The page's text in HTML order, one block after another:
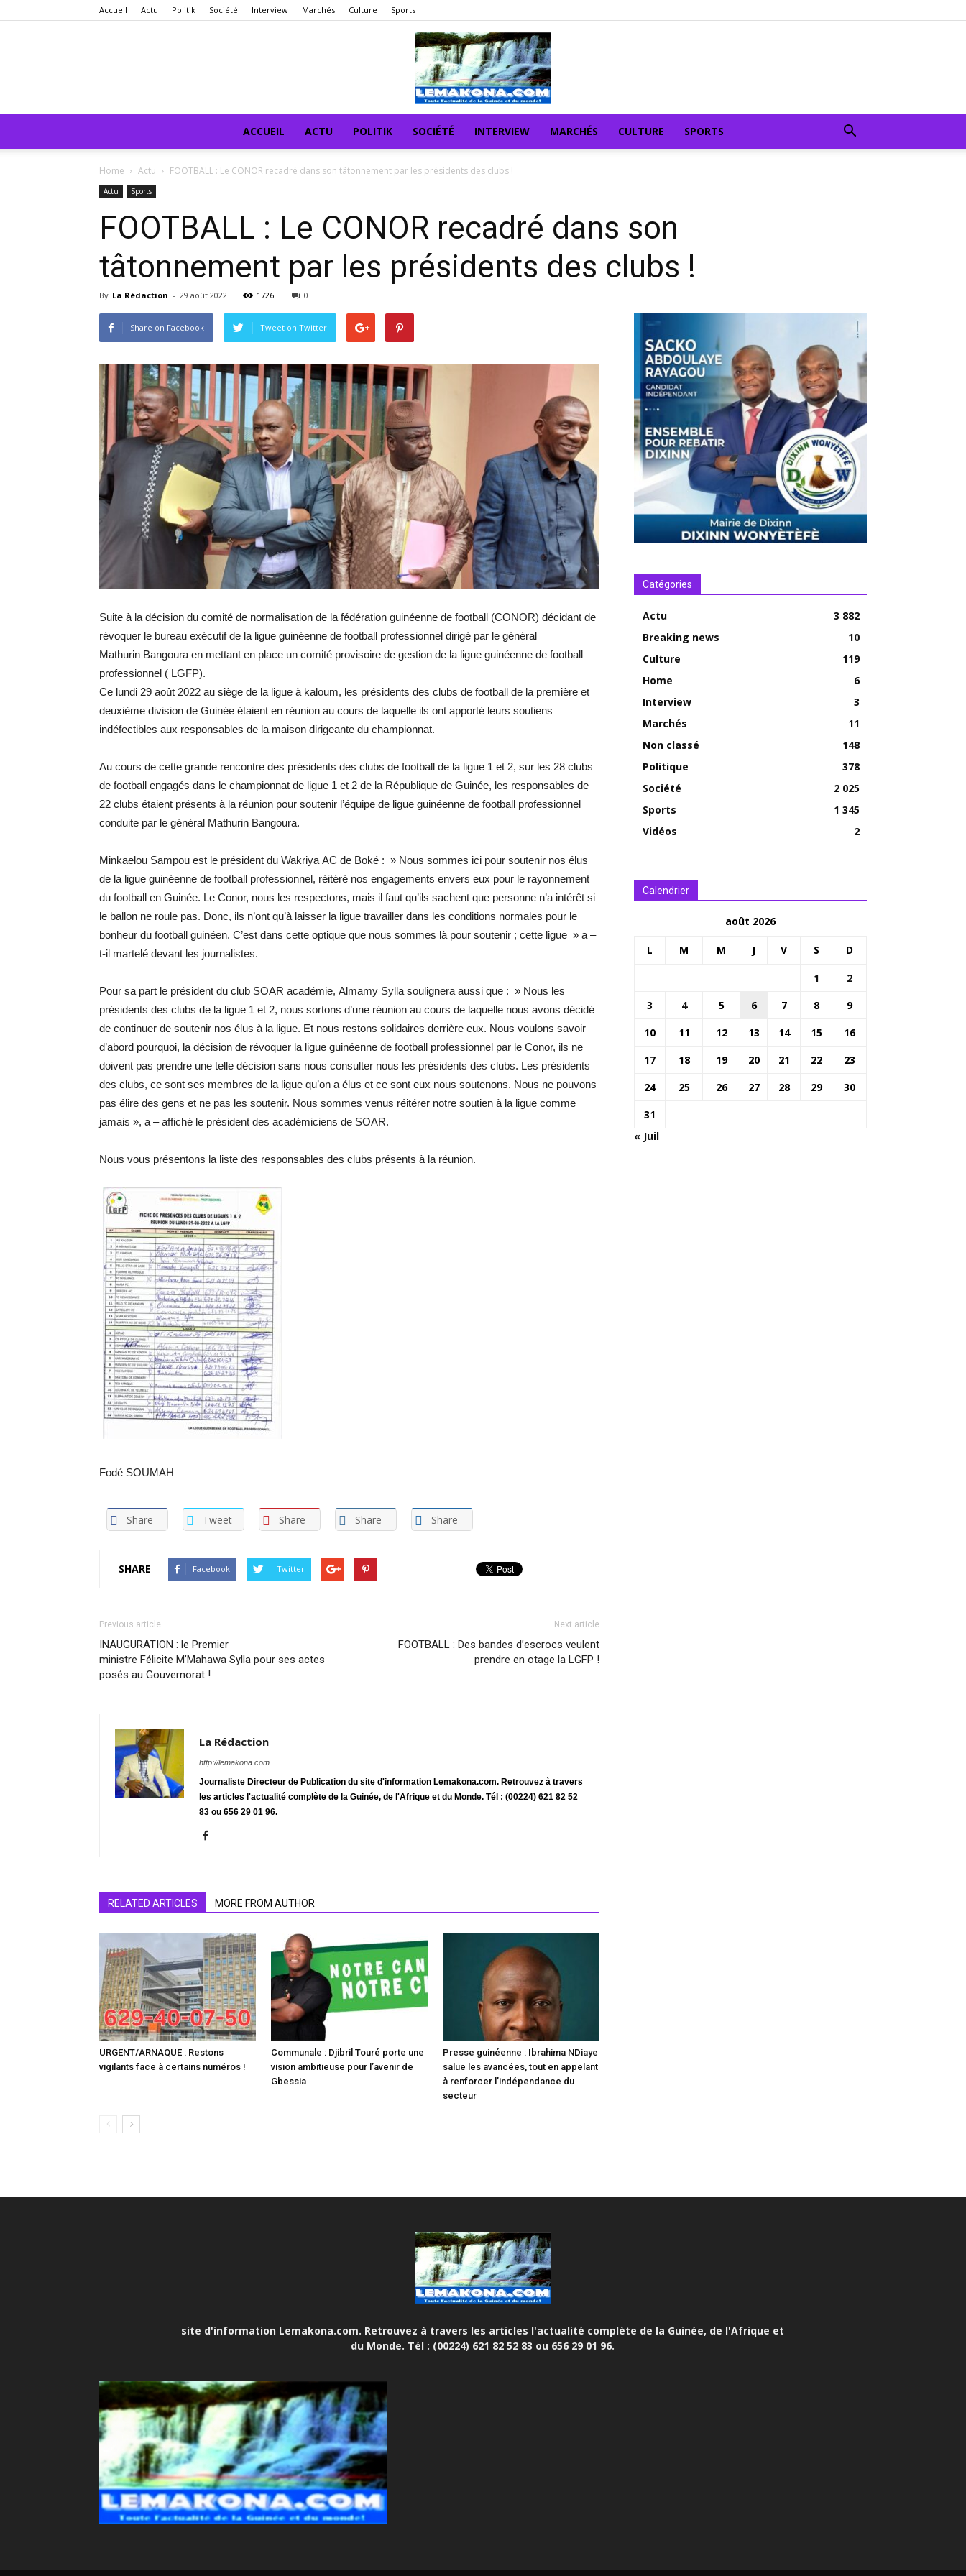
Accueil Actu Politik Société Interview Marchés Culture Sports
ACCUEIL ACTU POLITIK SOCIÉTÉ INTERVIEW MARCHÉS CULTURE SPORTS
Home Actu FOOTBALL : Le CONOR recadré dans son tâtonnement par les présidents des clubs !
Actu Sports
FOOTBALL : Le CONOR recadré dans son
tâtonnement par les présidents des clubs !
By La Rédaction - 29 août 2022 1726 0
Share on Facebook Tweet on Twitter
Suite à la décision du comité de normalisation de la fédération guinéenne de football (CONOR) décidant de
révoquer le bureau exécutif de la ligue guinéenne de football professionnel dirigé par le général
Mathurin Bangoura en mettant en place un comité provisoire de gestion de la ligue guinéenne de football
professionnel ( LGFP).
Ce lundi 29 août 2022 au siège de la ligue à kaloum, les présidents des clubs de football de la première et
deuxième division de Guinée étaient en réunion au cours de laquelle ils ont apporté leurs soutiens
indéfectibles aux responsables de la maison dirigeante du championnat.
Au cours de cette grande rencontre des présidents des clubs de football de la ligue 1 et 2, sur les 28 clubs
de football engagés dans le championnat de ligue 1 et 2 de la République de Guinée, les responsables de
22 clubs étaient présents à la réunion pour soutenir l’équipe de ligue guinéenne de football professionnel
conduite par le général Mathurin Bangoura.
Minkaelou Sampou est le président du Wakriya AC de Boké : » Nous sommes ici pour soutenir nos élus
de la ligue guinéenne de football professionnel, réitéré nos engagements envers eux pour le rayonnement
du football en Guinée. Le Conor, nous les respectons, mais il faut qu’ils sachent que personne n’a intérêt si
le ballon ne roule pas. Donc, ils n’ont qu’à laisser la ligue travailler dans les conditions normales pour le
bonheur du football guinéen. C’est dans cette optique que nous sommes là pour soutenir ; cette ligue » a –
t-il martelé devant les journalistes.
Pour sa part le président du club SOAR académie, Almamy Sylla soulignera aussi que : » Nous les
présidents des clubs de la ligue 1 et 2, nous sortons d’une réunion au cours de laquelle nous avons décidé
de continuer de soutenir nos élus à la ligue. Et nous restons solidaires derrière eux. Nous voulons savoir
d’abord pourquoi, la décision de révoquer la ligue guinéenne de football professionnel par le Conor, ils ne
doivent pas prendre une telle décision sans nous consulter nous les présidents des clubs. Les présidents
des clubs, ce sont ses membres de la ligue qu’on a élus et ce sont eux nous soutenons. Nous ne pouvons
pas élire des gens et ne pas les soutenir. Nous sommes venus réitérer notre soutien à la ligue comme
jamais », a – affiché le président des académiciens de SOAR.
Nous vous présentons la liste des responsables des clubs présents à la réunion.
Fodé SOUMAH
Share Tweet Share Share Share
SHARE Facebook Twitter
Previous article
INAUGURATION : le Premier
ministre Félicite M’Mahawa Sylla pour ses actes
posés au Gouvernorat !
Next article
FOOTBALL : Des bandes d’escrocs veulent
prendre en otage la LGFP !
La Rédaction
http://lemakona.com
Journaliste Directeur de Publication du site d'information Lemakona.com. Retrouvez à travers
les articles l'actualité complète de la Guinée, de l'Afrique et du Monde. Tél : (00224) 621 82 52
83 ou 656 29 01 96.
RELATED ARTICLES MORE FROM AUTHOR
URGENT/ARNAQUE : Restons
vigilants face à certains numéros !
Communale : Djibril Touré porte une
vision ambitieuse pour l’avenir de
Gbessia
Presse guinéenne : Ibrahima NDiaye
salue les avancées, tout en appelant
à renforcer l’indépendance du
secteur
Catégories
Actu
3 882
Breaking news
10
Culture
119
Home
6
Interview
3
Marchés
11
Non classé
148
Politique
378
Société
2 025
Sports
1 345
Vidéos
2
Calendrier
août 2026
L M M J V S D
1
2
3
4 5 6 7 8
9
10
11 12 13 14 15
16
17
18 19 20 21 22
23
24
25 26 27 28 29
30
31
« Juil
site d'information Lemakona.com. Retrouvez à travers les articles l'actualité complète de la Guinée, de l'Afrique et
du Monde. Tél : (00224) 621 82 52 83 ou 656 29 01 96.